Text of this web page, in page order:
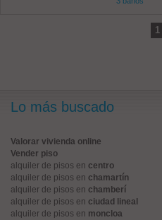
1
Lo más buscado
Valorar vivienda online
Vender piso
alquiler de pisos en centro
alquiler de pisos en chamartín
alquiler de pisos en chamberí
alquiler de pisos en ciudad lineal
alquiler de pisos en moncloa